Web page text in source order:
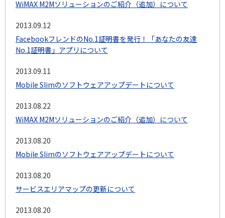
WiMAX M2Mソリューションのご紹介（追加）について
2013.09.12
FacebookフレンドのNo.1証明書を発行！「あなたの友達
No.1証明書」アプリについて
2013.09.11
Mobile Slimのソフトウェアアップデートについて
2013.08.22
WiMAX M2Mソリューションのご紹介（追加）について
2013.08.20
Mobile Slimのソフトウェアアップデートについて
2013.08.20
サービスエリアマップの更新について
2013.08.20